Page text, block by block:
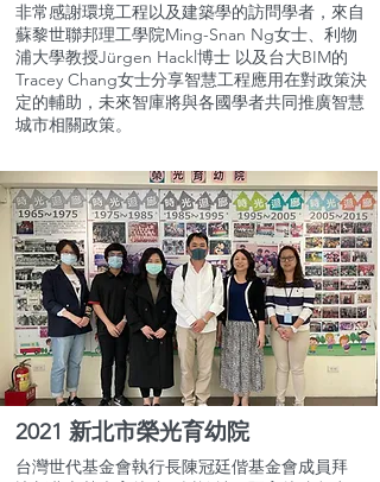
非常感謝環境工程以及建築學的訪問學者，來自
蘇黎世聯邦理工學院Ming-Snan Ng女士、利物
浦大學教授Jürgen Hackl博士 以及台大BIM的
Tracey Chang女士分享智慧工程應用在對政策決
定的輔助，未來智庫將與各國學者共同推廣智慧
城市相關政策。
2021 新北市榮光育幼院
台灣世代基金會執行長陳冠廷偕基金會成員拜